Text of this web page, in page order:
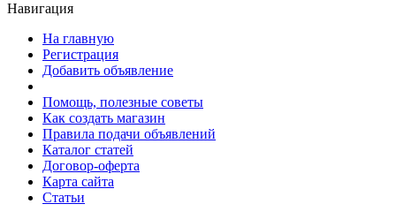
Навигация
На главную
Регистрация
Добавить объявление
Помощь, полезные советы
Как создать магазин
Правила подачи объявлений
Каталог статей
Договор-оферта
Карта сайта
Статьи